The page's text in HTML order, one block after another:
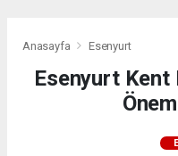
Anasayfa Esenyurt
Esenyurt Kent